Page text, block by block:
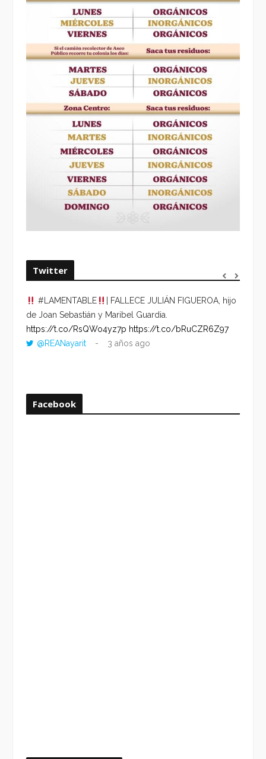
Twitter
#LAMENTABLE
| FALLECE JULIÁN FIGUEROA, hijo
de Joan Sebastián y Maribel Guardia.
https://t.co/RsQWo4yz7p https://t.co/bRuCZR6Z97
@REANayarit
3 años ago
Facebook